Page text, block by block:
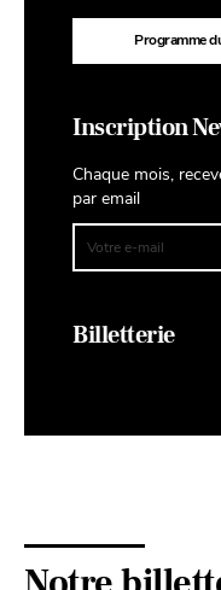
Programme
Inscription
Chaque mois,
par email
Billetterie